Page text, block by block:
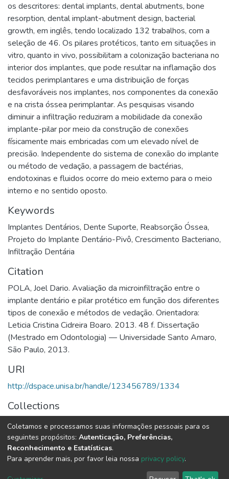
os descritores: dental implants, dental abutments, bone
resorption, dental implant-abutment design, bacterial
growth, em inglês, tendo localizado 132 trabalhos, com a
seleção de 46. Os pilares protéticos, tanto em situações in
vitro, quanto in vivo, possibilitam a colonização bacteriana no
interior dos implantes, que pode resultar na inflamação dos
tecidos perimplantares e uma distribuição de forças
desfavoráveis nos implantes, nos componentes da conexão
e na crista óssea perimplantar. As pesquisas visando
diminuir a infiltração reduziram a mobilidade da conexão
implante-pilar por meio da construção de conexões
físicamente mais embricadas com um elevado nível de
precisão. Independente do sistema de conexão do implante
ou método de vedação, a passagem de bactérias,
endotoxinas e fluidos ocorre do meio externo para o meio
interno e no sentido oposto.
Keywords
Implantes Dentários, Dente Suporte, Reabsorção Óssea,
Projeto do Implante Dentário-Pivô, Crescimento Bacteriano,
Infiltração Dentária
Citation
POLA, Joel Dario. Avaliação da microinfiltração entre o
implante dentário e pilar protético em função dos diferentes
tipos de conexão e métodos de vedação. Orientadora:
Leticia Cristina Cidreira Boaro. 2013. 48 f. Dissertação
(Mestrado em Odontologia) — Universidade Santo Amaro,
São Paulo, 2013.
URI
http://dspace.unisa.br/handle/123456789/1334
Collections
Mestrado em Odontologia
Full item page
Coletamos e processamos suas informações pessoais para os
seguintes propósitos: Autenticação, Preferências,
Reconhecimento e Estatísticas.
Para aprender mais, por favor leia nossa privacy policy.